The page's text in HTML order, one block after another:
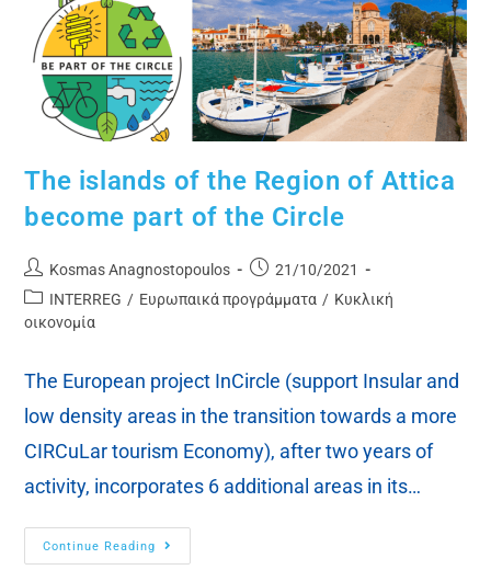
The islands of the Region of Attica
become part of the Circle
Kosmas Anagnostopoulos
21/10/2021
INTERREG / Ευρωπαικά προγράμματα / Κυκλική
οικονομία
The European project InCircle (support Insular and
low density areas in the transition towards a more
CIRCuLar tourism Economy), after two years of
activity, incorporates 6 additional areas in its…
Continue Reading